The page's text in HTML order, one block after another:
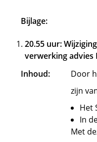
Bijlage:
20.55 uur:
verwerking advies
Inhoud:
Door
zijn
Het
In
Met